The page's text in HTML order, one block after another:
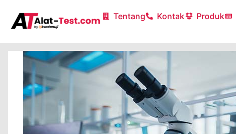
Tentang Kontak Produk